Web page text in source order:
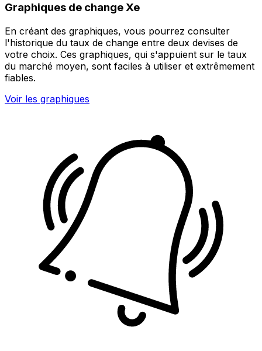
Graphiques de change Xe
En créant des graphiques, vous pourrez consulter
l'historique du taux de change entre deux devises de
votre choix. Ces graphiques, qui s'appuient sur le taux
du marché moyen, sont faciles à utiliser et extrêmement
fiables.
Voir les graphiques